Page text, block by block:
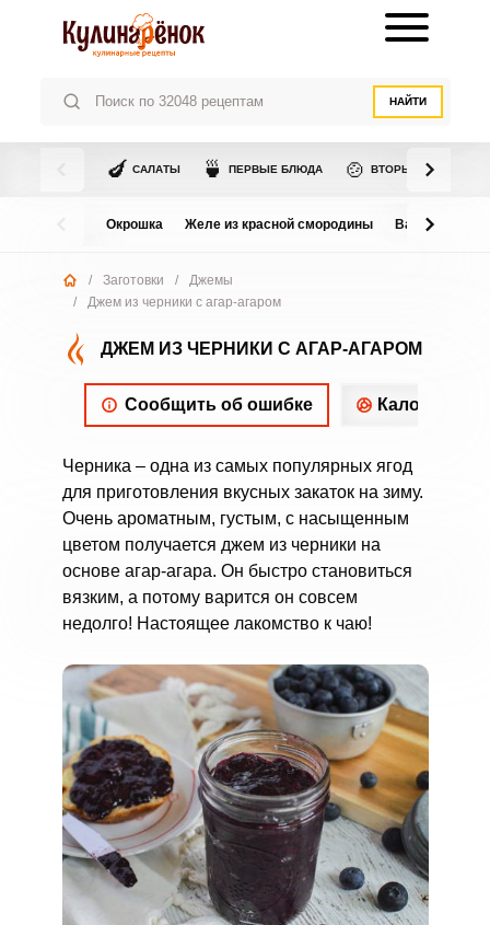
НАЙТИ
🍆 САЛАТЫ 🍵 ПЕРВЫЕ БЛЮДА 🍲 ВТОРЫЕ БЛЮДА
Окрошка Желе из красной смородины Варенье из
/ Заготовки /
Джемы
/
Джем из черники с агар-агаром
ДЖЕМ ИЗ ЧЕРНИКИ С АГАР-АГАРОМ
Сообщить об ошибке
Черника – одна из самых популярных ягод
для приготовления вкусных закаток на зиму.
Очень ароматным, густым, с насыщенным
цветом получается джем из черники на
основе агар-агара. Он быстро становиться
вязким, а потому варится он совсем
недолго! Настоящее лакомство к чаю!